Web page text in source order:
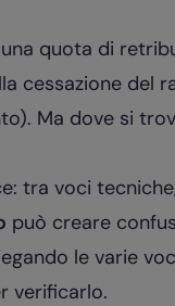
quota di
cessazione del
Ma dove si
tra voci
può creare
le varie
verificarlo.